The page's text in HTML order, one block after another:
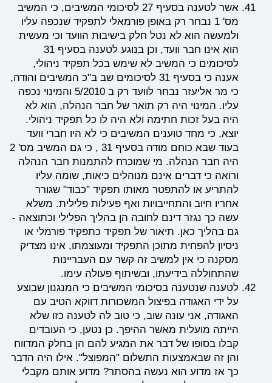
אשר לטענה בסעיף 27 לסיכומי המשיבים, כי המשיב
מס' 1 נבחר רק באופן פורמאלי לתפקיד שנכפה עליו
ולמעשה הוא לא נטל חלק בישיבות הוועד וכי מעשית
הוא אינו חבר וועד, וכן בנוגע לטענה בסעיף 31
לסיכומים כי המשיב לא שימש בכל תפקיד ניהולי,
אענה כי בסעיף 31 לסיכומים שב ב"כ המשיבים והודה,
כי מר אליעזר נבחר לוועד רק ב 5/2010 והמינוי נכפה
עליו. המינוי היה רק תואר של חבר הנהלה, הוא לא
היה בעל זכות חתימה ולא היה לו כל תפקיד ניהולי.
יוצא, כי מחד טוענים המשיבים כי לא היו חברי וועד
בעוד שבא כוחם מודה בסעיף 31 , כי גם המשיב מס' 2
היה חבר הנהלה. מי שמוכרח להתמנות חבר הנהלה
ורואה כי דברים אינם מנוהלים כיאות, שומה עליו
להתריע או להתפטר מאותו תפקיד "כבוד" שגורר
אחריו חיוב והתחייבויות ואף פעילות פלילית. משלא
עשה כך נגזר דינם לחובה הן בהליך הפלילי וכתוצאה -
גם בהליך כאן. תיאור של תפקיד כתפקיד פורמלי או
ניסיון להפחית מתוכן התפקיד ומעוצמתו, אינו מצדיק
מסקנה כי אין למשיב זה קשר עם העבריינות
שהתחוללה בידיעתו, ובשיתוף פעולה עימו.
לטענה שנטענה בסיכומי המשיבים כי המנגנון שבוצע
על ידי האגודה בפיצול המשכורות דווקא הטיב עם
האגודה, אני עונה שוב, כי טוב לה לטענה כזו שלא
הייתה מועלית מאשר ההיפך. כן נטען, כי העובדים
קבלו בסופו של דבר את המגיע להם הן בחלק המדווח
והן זה שבאמצעות התשלום "המפוצל". אילו היה הדבר
כך אז מדוע הוא נעשה בהסתר? מדוע אותם מקבלי